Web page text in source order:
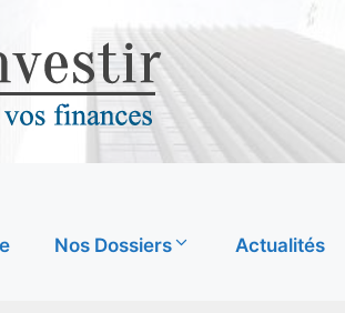
Nos Dossiers Actualités